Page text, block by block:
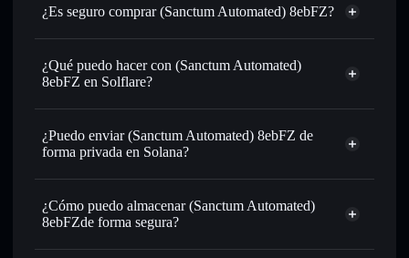
¿Es seguro comprar (Sanctum Automated) 8ebFZ?
(Sanctum Automated) 8ebFZ token verificado
¿Qué puedo hacer con (Sanctum Automated)
8ebFZ en Solflare?
(Sanctum Automated) 8ebFZ cartera de Solflare
Intercambiar al instante
enrutamiento de órdenes inteligente para el mejor precio
disponible
Establecer órdenes límite
: automatizar las operaciones en
¿Puedo enviar (Sanctum Automated) 8ebFZ de
forma privada en Solana?
cartera de Solflare
agregador de
(Sanctum Automated) 8ebFZ
¿Cómo puedo almacenar (Sanctum Automated)
8ebFZde forma segura?
(Sanctum Automated)